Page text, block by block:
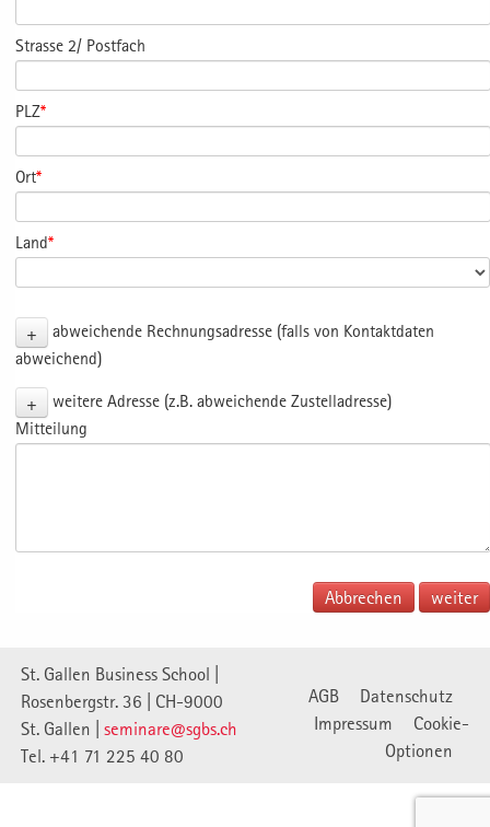
Strasse 2/ Postfach
PLZ*
Ort*
Land*
+
abweichende Rechnungsadresse (falls von Kontaktdaten
abweichend)
+
weitere Adresse (z.B. abweichende Zustelladresse)
Mitteilung
Abbrechen
St. Gallen Business School |
Rosenbergstr. 36 | CH-9000
St. Gallen | seminare@sgbs.ch
Tel. +41 71 225 40 80
AGB
Datenschutz
Impressum
Cookie-
Optionen